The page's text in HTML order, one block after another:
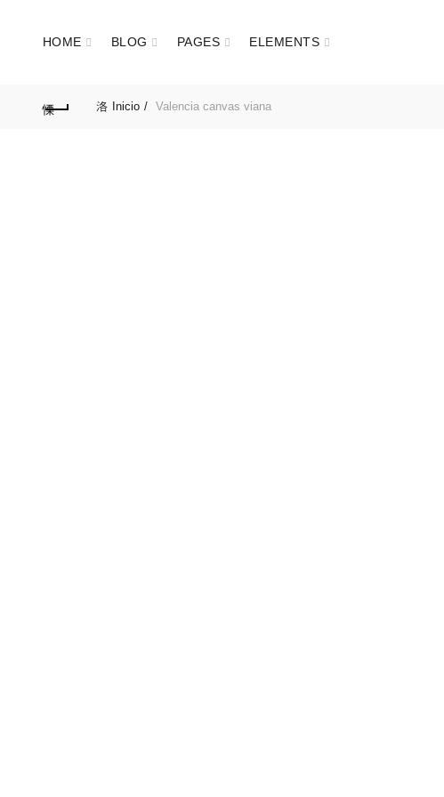
HOME BLOG PAGES ELEMENTS
Inicio Valencia canvas viana